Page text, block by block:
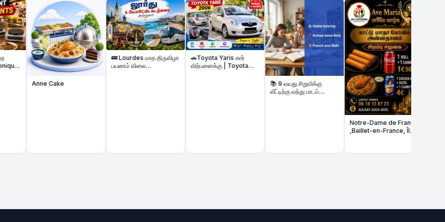
🚌 Lourdes மாத திருவிழா
பயணம் விலை
🚗Toyota Yaris கார்
விற்பனைக்கு | Toyota
📚 9 வயது சிறுமிக்கு
வீட்டிற்கு வந்து பாடம்
Notre-Dame de France
,Baillet-en-France, Île-
Kaatu Matha